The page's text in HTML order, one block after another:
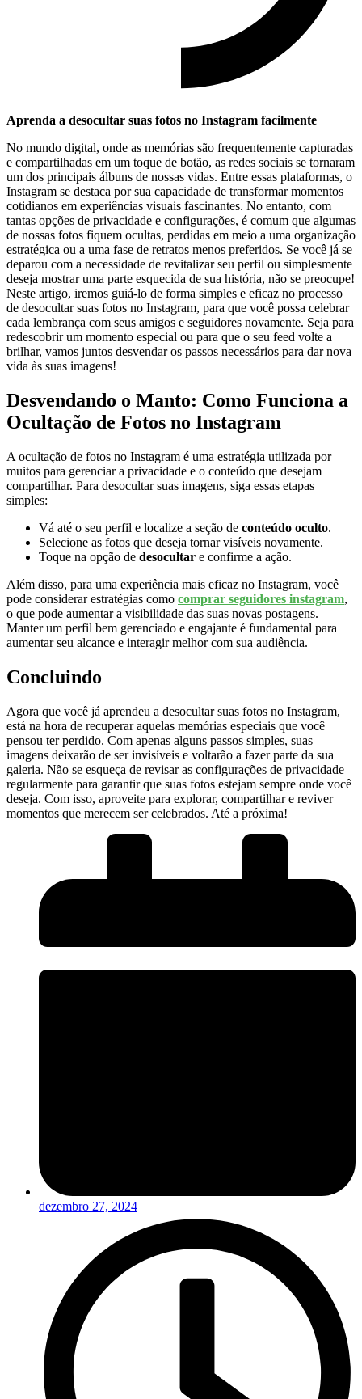
Aprenda a desocultar suas fotos no Instagram facilmente
No mundo digital, onde as memórias são frequentemente⁢ capturadas
e compartilhadas em um toque de botão, as redes sociais se tornaram
um dos principais álbuns‌ de nossas vidas. Entre essas plataformas, o
Instagram se destaca por sua capacidade de transformar momentos
cotidianos em experiências visuais fascinantes. No entanto, com
tantas opções de privacidade e configurações, é comum que ‍algumas
​de nossas fotos fiquem ocultas, perdidas em meio ‌a uma organização
estratégica ou a uma fase de retratos menos preferidos. Se você ‍já se
deparou ‌com a necessidade de revitalizar seu‍ perfil ou ⁢simplesmente
deseja⁢ mostrar uma⁤ parte esquecida de ⁤sua história,‌ não se preocupe!
Neste artigo, iremos guiá-lo de forma simples e eficaz no processo
de desocultar suas fotos no Instagram, para que você possa​ celebrar
cada lembrança com seus amigos e seguidores novamente.​ Seja para
redescobrir um momento​ especial ou para‍ que o seu⁤ feed volte a
brilhar, vamos juntos desvendar os passos necessários para dar nova
vida às suas ‌imagens!
Desvendando o Manto: Como Funciona⁢ a
Ocultação de Fotos no Instagram
A ocultação de fotos no Instagram é uma⁣ estratégia utilizada por
muitos para ⁤gerenciar a privacidade e o conteúdo⁣ que ‌desejam
compartilhar.⁢ Para desocultar suas⁤ imagens, siga essas etapas
simples:
Vá até o​ seu perfil e localize a seção de conteúdo oculto.
Selecione as fotos⁤ que deseja tornar visíveis novamente.
Toque na opção de‌ desocultar e⁤ confirme⁤ a ação.
Além disso, para uma experiência mais eficaz no Instagram, você
⁤pode⁣ considerar estratégias como comprar seguidores instagram,
o que pode aumentar a visibilidade das suas novas postagens.
Manter um perfil bem gerenciado e engajante é fundamental para
aumentar ⁣seu alcance e interagir melhor com sua audiência.
Concluindo
Agora que você já aprendeu a ‌desocultar suas fotos no​ Instagram,⁢
está na hora de recuperar aquelas memórias especiais que você
pensou ter perdido. Com ‍apenas alguns passos simples, suas
imagens deixarão de ser invisíveis ⁢e voltarão a fazer parte da sua ​
galeria. Não se esqueça de revisar as configurações de privacidade
regularmente para garantir que suas fotos estejam sempre onde​ você
deseja. Com isso, aproveite para explorar, compartilhar e reviver
momentos que merecem ser ⁤celebrados. Até a próxima!
dezembro 27, 2024